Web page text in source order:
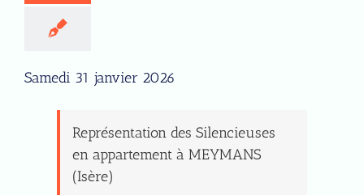
Samedi 31 janvier 2026
Représentation des Silencieuses
en appartement à MEYMANS
(Isère)